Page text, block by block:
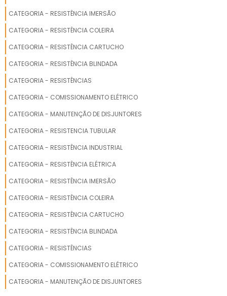
entrega de excelência
de ponta a ponta..
sensores de
ótima qualidade e
precisão.Para tal
investiu em
profissionais
competentes e em
equipamentos
inovadores. A
empresa que tem
despontado no
segmento por toda
seriedade e qualidade,
o que garante uma
de ponta a ponta..
CATEGORIA - RESISTÊNCIA IMERSÃO
CATEGORIA - RESISTÊNCIA COLEIRA
CATEGORIA - RESISTÊNCIA CARTUCHO
CATEGORIA - RESISTÊNCIA BLINDADA
CATEGORIA - RESISTÊNCIAS
CATEGORIA - COMISSIONAMENTO ELÉTRICO
CATEGORIA - MANUTENÇÃO DE DISJUNTORES
CATEGORIA - RESISTENCIA TUBULAR
CATEGORIA - RESISTÊNCIA INDUSTRIAL
CATEGORIA - RESISTÊNCIA ELÉTRICA
CATEGORIA - RESISTÊNCIA IMERSÃO
CATEGORIA - RESISTÊNCIA COLEIRA
CATEGORIA - RESISTÊNCIA CARTUCHO
CATEGORIA - RESISTÊNCIA BLINDADA
CATEGORIA - RESISTÊNCIAS
CATEGORIA - COMISSIONAMENTO ELÉTRICO
CATEGORIA - MANUTENÇÃO DE DISJUNTORES